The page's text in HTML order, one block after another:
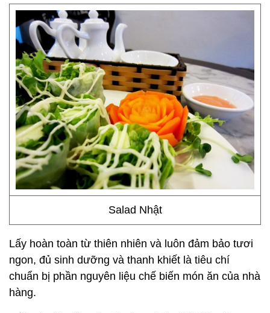
Salad Nhật
Lấy hoàn toàn từ thiên nhiên và luôn đảm bảo tươi
ngon, đủ sinh dưỡng và thanh khiết là tiêu chí
chuẩn bị phần nguyên liệu chế biến món ăn của nhà
hàng.